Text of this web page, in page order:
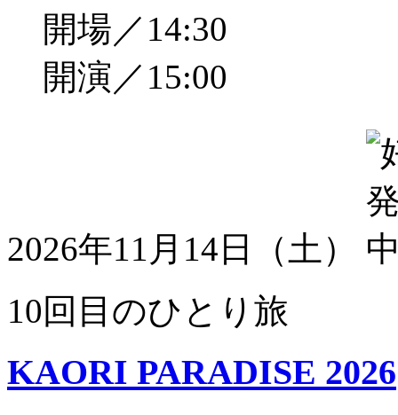
開場／14:30
開演／15:00
2026年11月14日（土）
10回目のひとり旅
KAORI PARADISE 2026